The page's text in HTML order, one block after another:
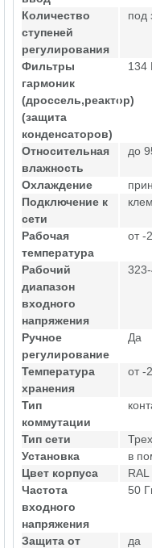
Количество
ступеней
регулирования
под
Фильтры
гармоник
(дроссель,реактор)
(защита
конденсаторов)
134
Относительная
влажность
до
Охлаждение
Подключение к
сети
Рабочая
температура
от -
Рабочий
диапазон
входного
напряжения
Ручное
регулирование
Да
Температура
хранения
от -
Тип
коммутации
Тип сети
Установка
в
Цвет корпуса
Частота
входного
напряжения
50
Защита от
да